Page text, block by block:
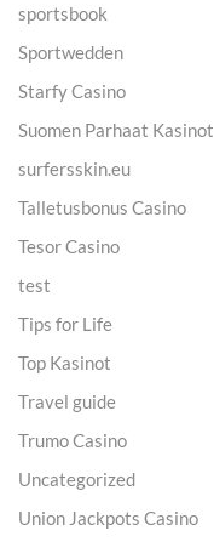
sportsbook
Sportwedden
Starfy Casino
Suomen Parhaat Kasinot
surfersskin.eu
Talletusbonus Casino
Tesor Casino
test
Tips for Life
Top Kasinot
Travel guide
Trumo Casino
Uncategorized
Union Jackpots Casino